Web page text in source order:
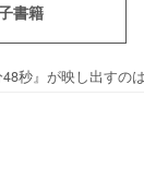
書籍
48秒』が映し出すの